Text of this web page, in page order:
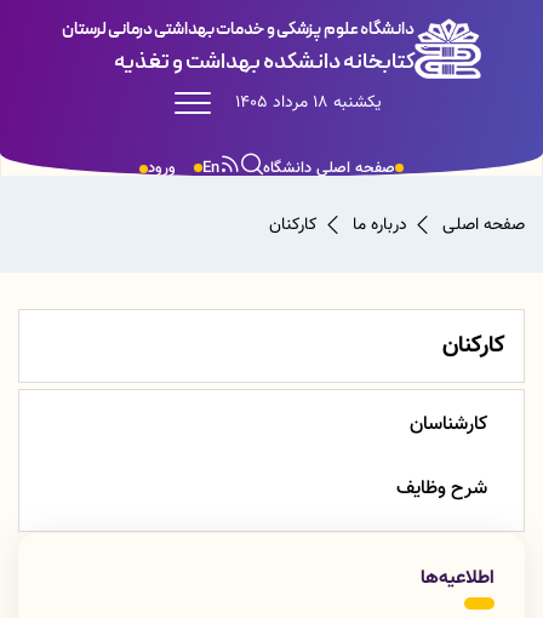
دانشگاه علوم پزشکی و خدمات بهداشتی درمانی لرستان
کتابخانه دانشکده بهداشت و تغذیه
یکشنبه 18 مرداد 1405
ورود En صفحه اصلی دانشگاه
صفحه اصلی درباره ما کارکنان
کارکنان
کارشناسان
شرح وظایف
اطلاعیه‌ها